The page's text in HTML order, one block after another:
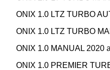
ONIX 1.0 LTZ TURBO
ONIX 1.0 LTZ TURBO
ONIX 1.0 MANUAL 2020
ONIX 1.0 PREMIER